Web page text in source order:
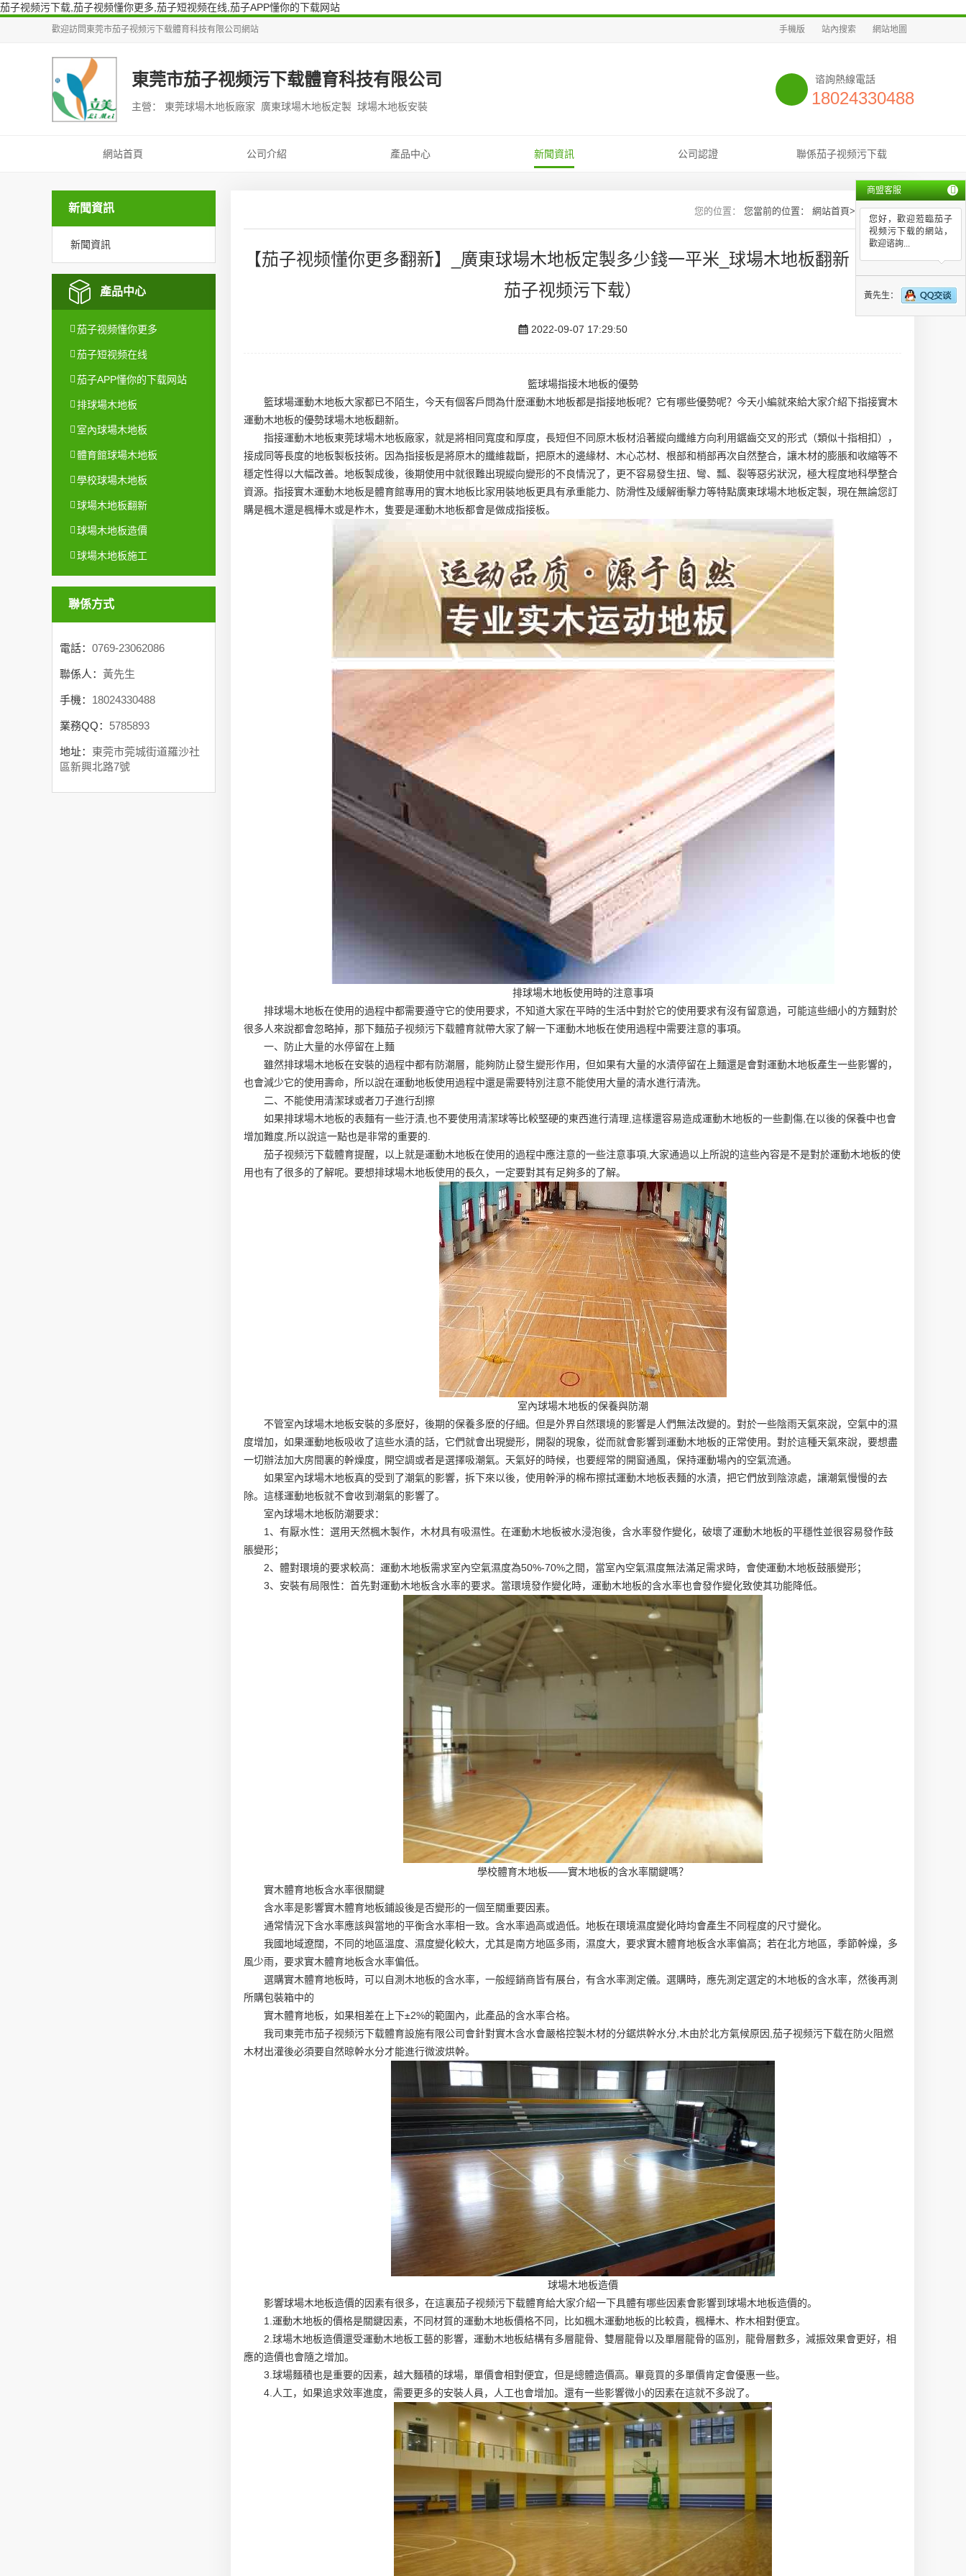
茄子视频污下载,茄子视频懂你更多,茄子短视频在线,茄子APP懂你的下载网站
歡迎訪問 東莞市茄子视频污下载體育科技有限公司 網站 手機版 站內搜索 網站地圖
東莞市茄子视频污下载體育科技有限公司
主營： 東莞球場木地板廠家 廣東球場木地板定製 球場木地板安裝
谘詢熱線電話
18024330488
網站首頁 公司介紹 產品中心 新聞資訊 公司認證 聯係茄子视频污下载
新聞資訊
新聞資訊
產品中心
茄子视频懂你更多
茄子短视频在线
茄子APP懂你的下载网站
排球場木地板
室內球場木地板
體育館球場木地板
學校球場木地板
球場木地板翻新
球場木地板造價
球場木地板施工
聯係方式
電話： 0769-23062086
聯係人： 黃先生
手機： 18024330488
業務QQ： 5785893
地址： 東莞市莞城街道羅沙社
區新興北路7號
您當前的位置： 網站首頁>> 新聞資訊
【茄子视频懂你更多翻新】_廣東球場木地板定製多少錢一平米_球場木地板翻新（聯係
茄子视频污下载）
2022-09-07 17:29:50
籃球場指接木地板的優勢
籃球場運動木地板大家都已不陌生，今天有個客戶問為什麽運動木地板都是指接地板呢？它有哪些優勢呢？今天小編就來給大家介紹下指接實木
運動木地板的優勢球場木地板翻新。
指接運動木地板東莞球場木地板廠家，就是將相同寬度和厚度，長短但不同原木板材沿著縱向纖維方向利用鋸齒交叉的形式（類似十指相扣），
接成同等長度的地板製板技術。因為指接板是將原木的纖維裁斷，把原木的邊緣材、木心芯材、根部和梢部再次自然整合，讓木材的膨脹和收縮等不
穩定性得以大幅改善。地板製成後，後期使用中就很難出現縱向變形的不良情況了，更不容易發生扭、彎、瓢、裂等惡劣狀況，極大程度地科學整合
資源。指接實木運動木地板是體育館專用的實木地板比家用裝地板更具有承重能力、防滑性及緩解衝擊力等特點廣東球場木地板定製，現在無論您訂
購是楓木還是楓樺木或是柞木，隻要是運動木地板都會是做成指接板。
排球場木地板使用時的注意事項
排球場木地板在使用的過程中都需要遵守它的使用要求，不知道大家在平時的生活中對於它的使用要求有沒有留意過，可能這些細小的方麵對於
很多人來說都會忽略掉，那下麵茄子视频污下载體育就帶大家了解一下運動木地板在使用過程中需要注意的事項。
一、防止大量的水停留在上麵
雖然排球場木地板在安裝的過程中都有防潮層，能夠防止發生變形作用，但如果有大量的水漬停留在上麵還是會對運動木地板產生一些影響的，
也會減少它的使用壽命，所以說在運動地板使用過程中還是需要特別注意不能使用大量的清水進行清洗。
二、不能使用清潔球或者刀子進行刮擦
如果排球場木地板的表麵有一些汙漬,也不要使用清潔球等比較堅硬的東西進行清理,這樣還容易造成運動木地板的一些劃傷,在以後的保養中也會
增加難度,所以說這一點也是非常的重要的.
茄子视频污下载體育提醒，以上就是運動木地板在使用的過程中應注意的一些注意事項,大家通過以上所說的這些內容是不是對於運動木地板的使
用也有了很多的了解呢。要想排球場木地板使用的長久，一定要對其有足夠多的了解。
室內球場木地板的保養與防潮
不管室內球場木地板安裝的多麽好，後期的保養多麽的仔細。但是外界自然環境的影響是人們無法改變的。對於一些陰雨天氣來說，空氣中的濕
度增加，如果運動地板吸收了這些水漬的話，它們就會出現變形，開裂的現象，從而就會影響到運動木地板的正常使用。對於這種天氣來說，要想盡
一切辦法加大房間裏的幹燥度，開空調或者是選擇吸潮氣。天氣好的時候，也要經常的開窗通風，保持運動場內的空氣流通。
如果室內球場木地板真的受到了潮氣的影響，拆下來以後，使用幹淨的棉布擦拭運動木地板表麵的水漬，把它們放到陰涼處，讓潮氣慢慢的去
除。這樣運動地板就不會收到潮氣的影響了。
室內球場木地板防潮要求：
1、有厭水性：選用天然楓木製作，木材具有吸濕性。在運動木地板被水浸泡後，含水率發作變化，破壞了運動木地板的平穩性並很容易發作鼓
脹變形；
2、體對環境的要求較高：運動木地板需求室內空氣濕度為50%-70%之間，當室內空氣濕度無法滿足需求時，會使運動木地板鼓脹變形；
3、安裝有局限性：首先對運動木地板含水率的要求。當環境發作變化時，運動木地板的含水率也會發作變化致使其功能降低。
學校體育木地板——實木地板的含水率關鍵嗎？
實木體育地板含水率很關鍵
含水率是影響實木體育地板鋪設後是否變形的一個至關重要因素。
通常情況下含水率應該與當地的平衡含水率相一致。含水率過高或過低。地板在環境濕度變化時均會產生不同程度的尺寸變化。
我國地域遼闊，不同的地區溫度、濕度變化較大，尤其是南方地區多雨，濕度大，要求實木體育地板含水率偏高；若在北方地區，季節幹燥，多
風少雨，要求實木體育地板含水率偏低。
選購實木體育地板時，可以自測木地板的含水率，一般經銷商皆有展台，有含水率測定儀。選購時，應先測定選定的木地板的含水率，然後再測
所購包裝箱中的
實木體育地板，如果相差在上下±2%的範圍內，此產品的含水率合格。
我司東莞市茄子视频污下载體育設施有限公司會針對實木含水會嚴格控製木材的分鋸烘幹水分,木由於北方氣候原因,茄子视频污下载在防火阻燃
木材出灌後必須要自然晾幹水分才能進行微波烘幹。
球場木地板造價
影響球場木地板造價的因素有很多，在這裏茄子视频污下载體育給大家介紹一下具體有哪些因素會影響到球場木地板造價的。
1.運動木地板的價格是關鍵因素，不同材質的運動木地板價格不同，比如楓木運動地板的比較貴，楓樺木、柞木相對便宜。
2.球場木地板造價還受運動木地板工藝的影響，運動木地板結構有多層龍骨、雙層龍骨以及單層龍骨的區別，龍骨層數多，減振效果會更好，相
應的造價也會隨之增加。
3.球場麵積也是重要的因素，越大麵積的球場，單價會相對便宜，但是總體造價高。畢竟買的多單價肯定會優惠一些。
4.人工，如果追求效率進度，需要更多的安裝人員，人工也會增加。還有一些影響微小的因素在這就不多說了。
商盟客服
您好，歡迎蒞臨茄子
视频污下载的網站，
歡迎谘詢...
黃先生：